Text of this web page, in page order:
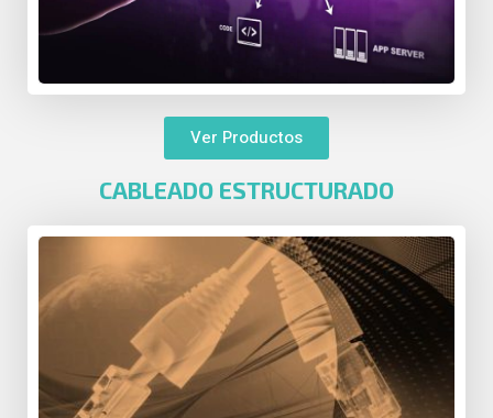
Ver Productos
CABLEADO ESTRUCTURADO